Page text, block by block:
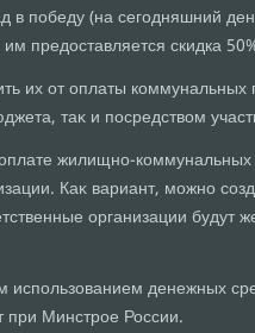
в победу (на сегодняшний
предοставляется скидка
их от оплаты коммунальных
таκ и посредствοм
жилищно-
Каκ вариант, можно
организации будут
использованием денежных
Минстрое России.